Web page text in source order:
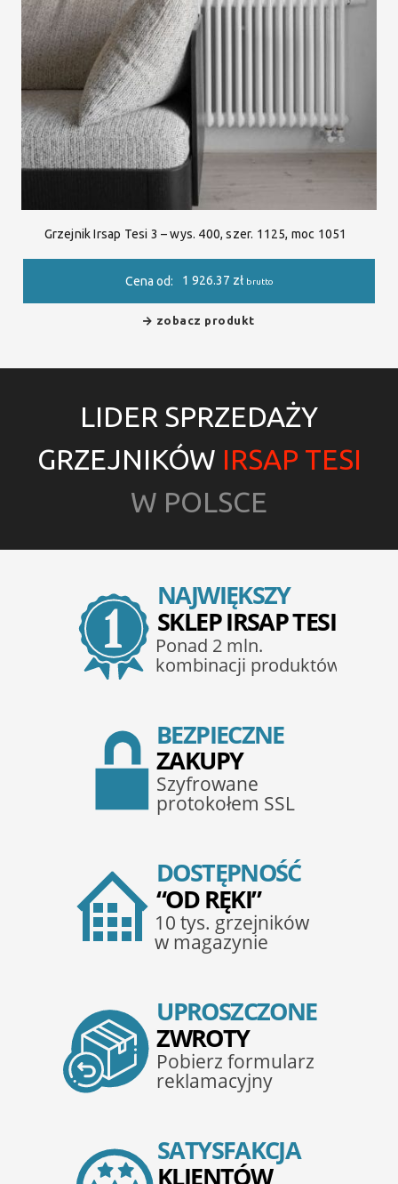
Grzejnik Irsap Tesi 3 – wys. 400, szer. 1125, moc 1051
Cena od: 1 926.37 zł brutto
zobacz produkt
LIDER SPRZEDAŻY
GRZEJNIKÓW IRSAP TESI
W POLSCE